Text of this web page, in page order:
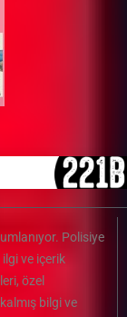
Polisiye
ve içerik
özel
bilgi ve